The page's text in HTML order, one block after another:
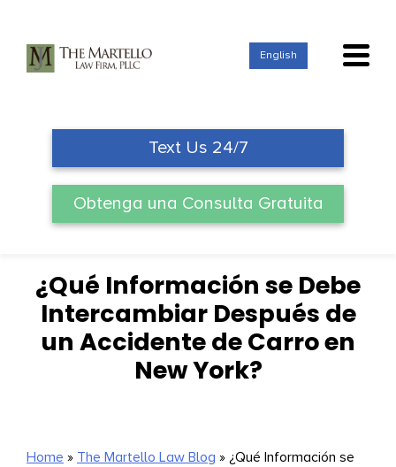
content
English
Text Us 24/7
Obtenga una Consulta Gratuita
¿Qué Información se Debe
Intercambiar Después de
un Accidente de Carro en
New York?
Home » The Martello Law Blog » ¿Qué Información se